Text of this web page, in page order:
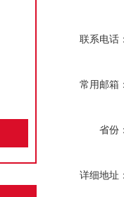
联系电话
常用邮箱
省份
详细地址